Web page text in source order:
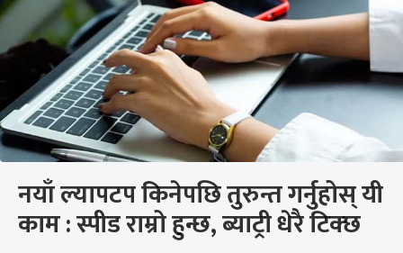
नयाँ ल्यापटप किनेपछि तुरुन्त गर्नुहोस् यी
काम : स्पीड राम्रो हुन्छ, ब्याट्री धेरै टिक्छ